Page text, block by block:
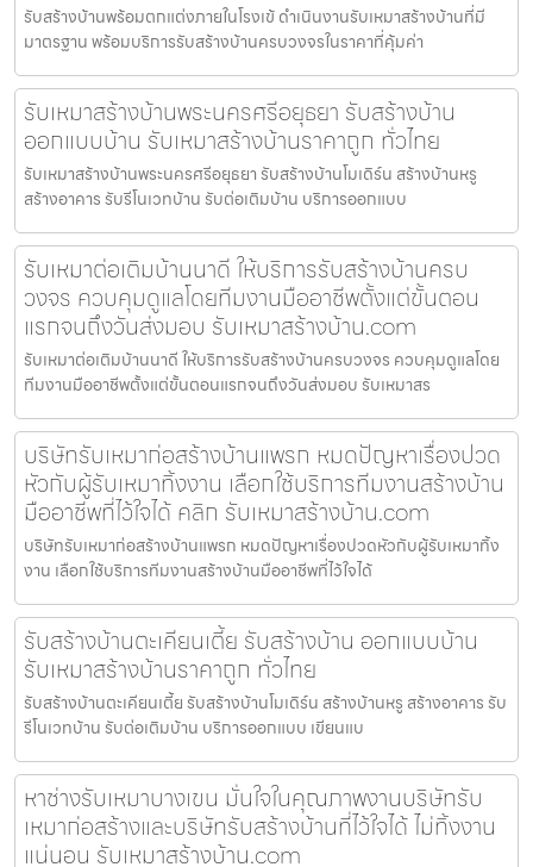
รับสร้างบ้านพร้อมตกแต่งภายในโรงเข้ ดำเนินงานรับเหมาสร้างบ้านที่มี
มาตรฐาน พร้อมบริการรับสร้างบ้านครบวงจรในราคาที่คุ้มค่า
รับเหมาสร้างบ้านพระนครศรีอยุธยา รับสร้างบ้าน
ออกแบบบ้าน รับเหมาสร้างบ้านราคาถูก ทั่วไทย
รับเหมาสร้างบ้านพระนครศรีอยุธยา รับสร้างบ้านโมเดิร์น สร้างบ้านหรู
สร้างอาคาร รับรีโนเวทบ้าน รับต่อเติมบ้าน บริการออกแบบ
รับเหมาต่อเติมบ้านนาดี ให้บริการรับสร้างบ้านครบ
วงจร ควบคุมดูแลโดยทีมงานมืออาชีพตั้งแต่ขั้นตอน
แรกจนถึงวันส่งมอบ รับเหมาสร้างบ้าน.com
รับเหมาต่อเติมบ้านนาดี ให้บริการรับสร้างบ้านครบวงจร ควบคุมดูแลโดย
ทีมงานมืออาชีพตั้งแต่ขั้นตอนแรกจนถึงวันส่งมอบ รับเหมาสร
บริษัทรับเหมาก่อสร้างบ้านแพรก หมดปัญหาเรื่องปวด
หัวกับผู้รับเหมาทิ้งงาน เลือกใช้บริการทีมงานสร้างบ้าน
มืออาชีพที่ไว้ใจได้ คลิก รับเหมาสร้างบ้าน.com
บริษัทรับเหมาก่อสร้างบ้านแพรก หมดปัญหาเรื่องปวดหัวกับผู้รับเหมาทิ้ง
งาน เลือกใช้บริการทีมงานสร้างบ้านมืออาชีพที่ไว้ใจได้
รับสร้างบ้านตะเคียนเตี้ย รับสร้างบ้าน ออกแบบบ้าน
รับเหมาสร้างบ้านราคาถูก ทั่วไทย
รับสร้างบ้านตะเคียนเตี้ย รับสร้างบ้านโมเดิร์น สร้างบ้านหรู สร้างอาคาร รับ
รีโนเวทบ้าน รับต่อเติมบ้าน บริการออกแบบ เขียนแบ
หาช่างรับเหมาบางเขน มั่นใจในคุณภาพงานบริษัทรับ
เหมาก่อสร้างและบริษัทรับสร้างบ้านที่ไว้ใจได้ ไม่ทิ้งงาน
แน่นอน รับเหมาสร้างบ้าน.com